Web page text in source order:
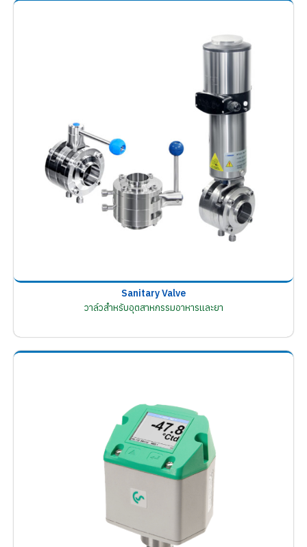
Sanitary Valve
วาล์วสำหรับอุตสาหกรรมอาหารและยา